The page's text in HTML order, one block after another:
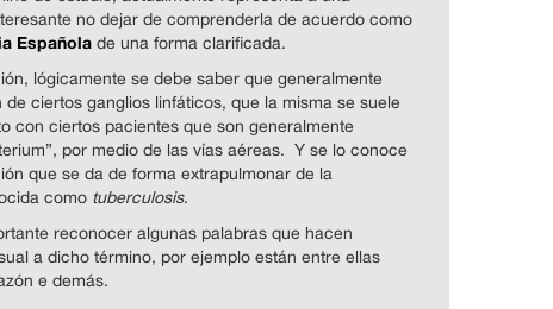
no dejar de comprenderla de acuerdo como
Española de una forma clarificada.
lógicamente se debe saber que generalmente
ciertos ganglios linfáticos, que la misma se suele
con ciertos pacientes que son generalmente
por medio de las vías aéreas. Y se lo conoce
que se da de forma extrapulmonar de la
como tuberculosis.
reconocer algunas palabras que hacen
a dicho término, por ejemplo están entre ellas
e demás.